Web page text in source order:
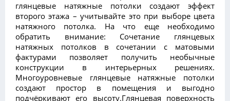
глянцевые натяжные потолки создают эффект
второго этажа – учитывайте это при выборе цвета
натяжного потолка. На что еще необходимо
обратить внимание: Сочетание глянцевых
натяжных потолков в сочетании с матовыми
фактурами позволяет получить необычные
конструкции в интерьерных решениях.
Многоуровневые глянцевые натяжные потолки
создают простор в помещения и выгодно
подчёркивают его высоту.Глянцевая поверхность